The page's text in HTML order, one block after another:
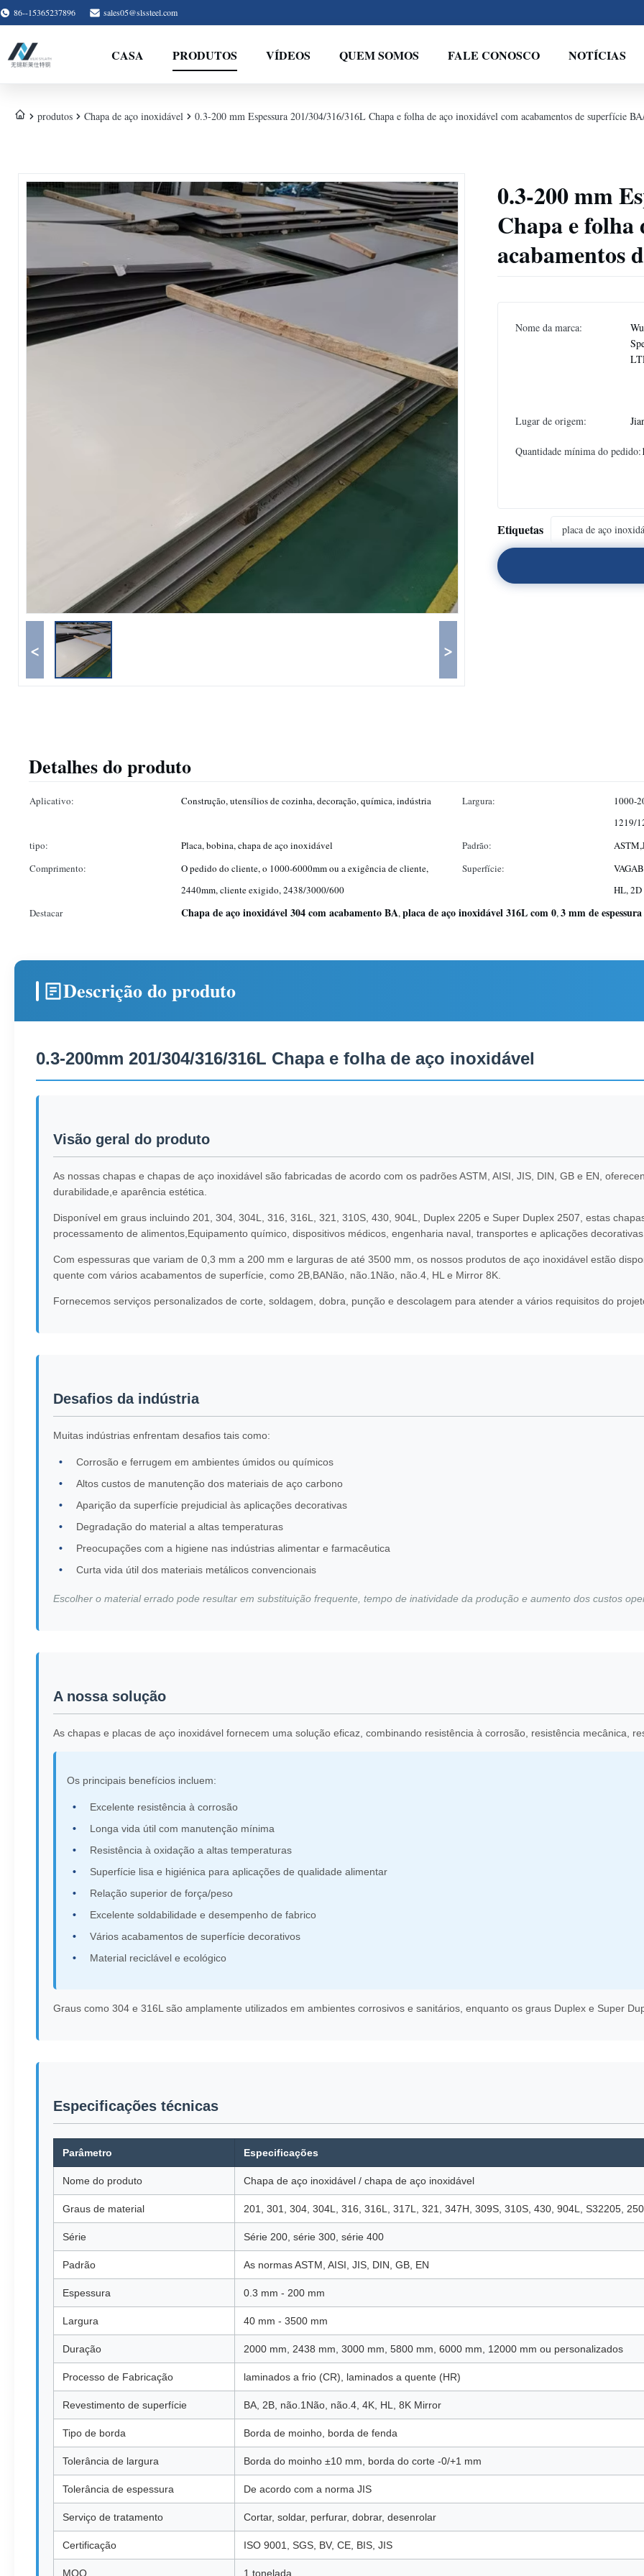
86--15365237896 sales05@slssteel.com
CASA PRODUTOS VÍDEOS QUEM SOMOS FALE CONOSCO NOTÍCIAS
produtos Chapa de aço inoxidável 0.3-200 mm Espessura 201/304/316/316L Chapa e folha de aço inoxidável com acabamentos de superfície
< >
0.3-200 mm
Chapa e folha
acabamentos
Nome da marca:
Lugar de origem:
Quantidade mínima do pedido:
Etiquetas placa de aço
Detalhes do produto
Aplicativo: Construção, utensílios de cozinha, decoração, química, indústria Largura:
1000-
1219/
tipo:
Placa, bobina, chapa de aço inoxidável Padrão:
Comprimento:
O pedido do cliente, o 1000-6000mm ou a exigência de cliente,
2440mm, cliente exigido, 2438/3000/600
Superfície:
HL, 2D
Destacar
Chapa de aço inoxidável 304 com acabamento BA,placa de aço inoxidável 316L com 0,3 mm de espessura
Descrição do produto
0.3-200mm 201/304/316/316L Chapa e folha de aço inoxidável
Visão geral do produto
As nossas chapas e chapas de aço inoxidável são fabricadas de acordo com os padrões ASTM, AISI, JIS, DIN, GB e EN,
durabilidade,e aparência estética.
Disponível em graus incluindo 201, 304, 304L, 316, 316L, 321, 310S, 430, 904L, Duplex 2205 e Super Duplex 2507, estas
processamento de alimentos,Equipamento químico, dispositivos médicos, engenharia naval, transportes e aplicações decorativas.
Com espessuras que variam de 0,3 mm a 200 mm e larguras de até 3500 mm, os nossos produtos de aço inoxidável estão
quente com vários acabamentos de superfície, como 2B,BANão, não.1Não, não.4, HL e Mirror 8K.
Fornecemos serviços personalizados de corte, soldagem, dobra, punção e descolagem para atender a vários requisitos do
Desafios da indústria
Muitas indústrias enfrentam desafios tais como:
Corrosão e ferrugem em ambientes úmidos ou químicos
Altos custos de manutenção dos materiais de aço carbono
Aparição da superfície prejudicial às aplicações decorativas
Degradação do material a altas temperaturas
Preocupações com a higiene nas indústrias alimentar e farmacêutica
Curta vida útil dos materiais metálicos convencionais
Escolher o material errado pode resultar em substituição frequente, tempo de inatividade da produção e aumento dos custos
A nossa solução
As chapas e placas de aço inoxidável fornecem uma solução eficaz, combinando resistência à corrosão, resistência mecânica,
Os principais benefícios incluem:
Excelente resistência à corrosão
Longa vida útil com manutenção mínima
Resistência à oxidação a altas temperaturas
Superfície lisa e higiénica para aplicações de qualidade alimentar
Relação superior de força/peso
Excelente soldabilidade e desempenho de fabrico
Vários acabamentos de superfície decorativos
Material reciclável e ecológico
Graus como 304 e 316L são amplamente utilizados em ambientes corrosivos e sanitários, enquanto os graus Duplex e Super
Especificações técnicas
Parâmetro Especificações
Nome do produto Chapa de aço inoxidável / chapa de aço inoxidável
Graus de material 201, 301, 304, 304L, 316, 316L, 317L, 321, 347H, 309S, 310S, 430, 904L, S32205,
Série Série 200, série 300, série 400
Padrão As normas ASTM, AISI, JIS, DIN, GB, EN
Espessura 0.3 mm - 200 mm
Largura 40 mm - 3500 mm
Duração 2000 mm, 2438 mm, 3000 mm, 5800 mm, 6000 mm, 12000 mm ou personalizados
Processo de Fabricação laminados a frio (CR), laminados a quente (HR)
Revestimento de superfície BA, 2B, não.1Não, não.4, 4K, HL, 8K Mirror
Tipo de borda Borda de moinho, borda de fenda
Tolerância de largura Borda do moinho ±10 mm, borda do corte -0/+1 mm
Tolerância de espessura De acordo com a norma JIS
Serviço de tratamento Cortar, soldar, perfurar, dobrar, desenrolar
Certificação ISO 9001, SGS, BV, CE, BIS, JIS
MOQ 1 tonelada